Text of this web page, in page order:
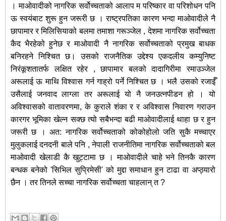
। माओवादीको नागरिक सर्वोच्चताको आलाप म परिष्कार वा परिशोधन पनि
ऊ स्वयंबाट शुरू हुन जरूरी छ । राष्ट्रपतिका कारण भन्दा माओवादीले नै
छापामार र मिलिसियाको बलमा तमाशा गरूञ्जेल , देशमा नागरिक सर्वोच्चता
कैद भैरहेको हुनेछ र माओवादी नै नागरिक सर्वोच्चताको प्रमुख बाधक
बनिरहने निश्चित छ। उसको राजनैतिक उद्देश्य एकदलीय कम्युनिष्ट
निरंकूशतातर्फ लक्षित रहेर , छापामार बलको दादागिरीमा रमाउञ्जेल
अरूलाई ऊ माथि विश्वास गर्न गाह्रो पर्ने निश्चित छ । भलै उसको रजाईँ
उसैलाई जनवाद लाग्ला तर अरूलाई यो नै जनउत्नपीडन हो । यो
अविश्वासको वातावरणमा, के कुराले शंका र र अविश्वास निवारण गराउन
कारगर भूमिका खेल्न सक्छ त्यो सबैभन्दा बढी माओवादीलाई थाहा छ र हुन
जरूरी छ । अत: नागरिक सर्वोच्चताको कोकोहोलो जति सुकै मच्चाएर
मुलुकलाई दनदनी बाले पनि , नेपाली राजनीतिमा नागरिक सर्वोच्चताको बल
माओवादी खेलाडी कै खुट्टामा छ । माओवादीले चाहे भने तिनकै कारण
बन्धक बनेको 'सिभिल सुप्रिमेसी' को मुद्दा समाधान हुन टाढा वा अप्ठ्यारो
छैन । तर तिनले सच्चा नागरिक सर्वोच्चता चाहलान् त ?